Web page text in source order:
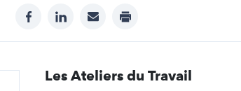
facebooklinkedinmail print
Les Ateliers du Travail